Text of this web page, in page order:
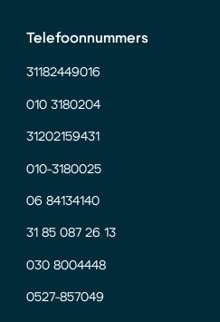
Telefoonnummers
31182449016
010 3180204
31202159431
010-3180025
06 84134140
31 85 087 26 13
030 8004448
0527-857049